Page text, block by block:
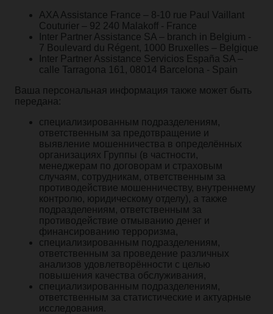
AXA Assistance France – 8-10 rue Paul Vaillant
Couturier – 92 240 Malakoff - France
Inter Partner Assistance SA – branch in Belgium -
7 Boulevard du Régent, 1000 Bruxelles – Belgique
Inter Partner Assistance Servicios España SA –
calle Tarragona 161, 08014 Barcelona - Spain
Ваша персональная информация также может быть
передана:
специализированным подразделениям,
ответственным за предотвращение и
выявление мошенничества в определённых
организациях Группы (в частности,
менеджерам по договорам и страховым
случаям, сотрудникам, ответственным за
противодействие мошенничеству, внутреннему
контролю, юридическому отделу), а также
подразделениям, ответственным за
противодействие отмыванию денег и
финансированию терроризма,
специализированным подразделениям,
ответственным за проведение различных
анализов удовлетворённости с целью
повышения качества обслуживания,
специализированным подразделениям,
ответственным за статистические и актуарные
исследования.